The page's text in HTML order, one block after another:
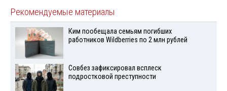
Рекомендуемые материалы
Ким пообещала семьям погибших
работников Wildberries по 2 млн рублей
Совбез зафиксировал всплеск
подростковой преступности